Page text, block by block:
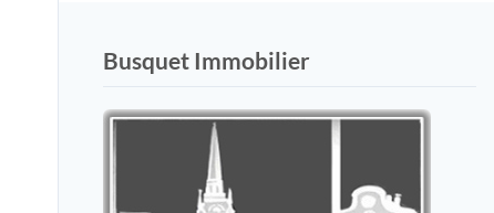
Busquet Immobilier